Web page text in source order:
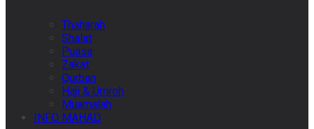
Thaharah
Shalat
Puasa
Zakat
Qurban
Haji & Umroh
Muamalah
INFO MAHAD